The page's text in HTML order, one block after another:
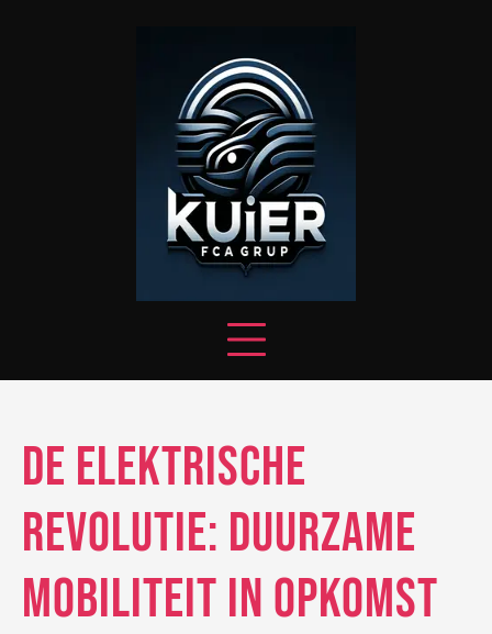
De Elektrische
Revolutie: Duurzame
Mobiliteit in Opkomst